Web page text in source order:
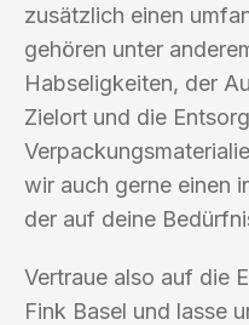
zusätzlich einen
gehören unter
Habseligkeiten, der
Zielort und die
wir auch gerne einen
der auf deine
Vertraue also auf die
Fink Basel und lasse